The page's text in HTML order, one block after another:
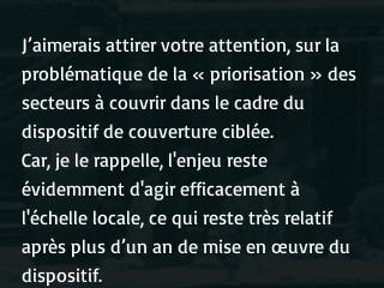
J’aimerais attirer votre attention, sur la
problématique de la « priorisation » des
secteurs à couvrir dans le cadre du
dispositif de couverture ciblée.
Car, je le rappelle, l'enjeu reste
évidemment d'agir efficacement à
l'échelle locale, ce qui reste très relatif
après plus d’un an de mise en œuvre du
dispositif.